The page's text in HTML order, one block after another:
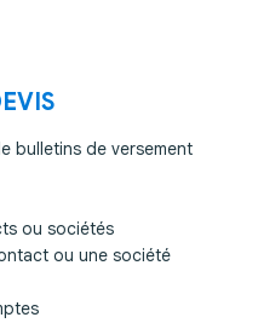
bulletins de versement
ou sociétés
ou une société